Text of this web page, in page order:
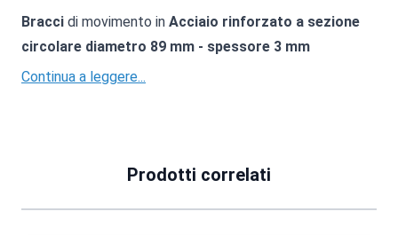
Bracci di movimento in Acciaio rinforzato a sezione
circolare diametro 89 mm - spessore 3 mm
Continua a leggere...
Prodotti correlati